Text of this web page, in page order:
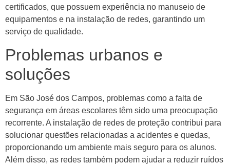
certificados, que possuem experiência no manuseio de
equipamentos e na instalação de redes, garantindo um
serviço de qualidade.
Problemas urbanos e
soluções
Em São José dos Campos, problemas como a falta de
segurança em áreas escolares têm sido uma preocupação
recorrente. A instalação de redes de proteção contribui para
solucionar questões relacionadas a acidentes e quedas,
proporcionando um ambiente mais seguro para os alunos.
Além disso, as redes também podem ajudar a reduzir ruídos